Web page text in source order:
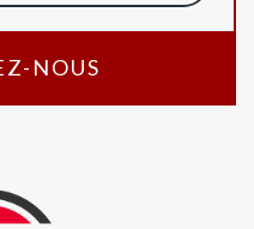
NOUS